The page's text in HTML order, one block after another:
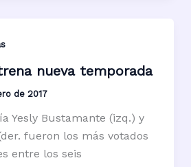
nueva temporada
de 2017
Yesly Bustamante (izq.) y
­fueron los más votados
entre los seis